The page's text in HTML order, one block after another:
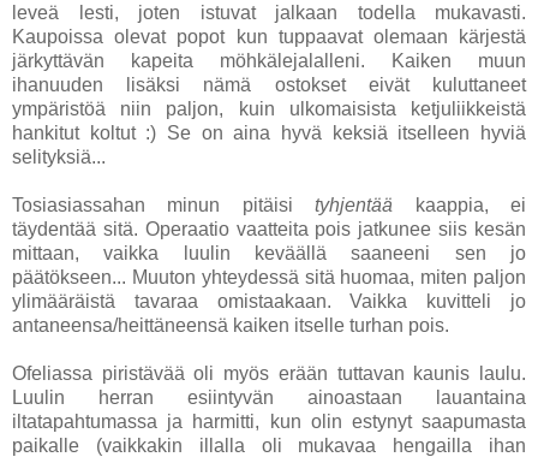
leveä lesti, joten istuvat jalkaan todella mukavasti.
Kaupoissa olevat popot kun tuppaavat olemaan kärjestä
järkyttävän kapeita möhkälejalalleni. Kaiken muun
ihanuuden lisäksi nämä ostokset eivät kuluttaneet
ympäristöä niin paljon, kuin ulkomaisista ketjuliikkeistä
hankitut koltut :) Se on aina hyvä keksiä itselleen hyviä
selityksiä...
Tosiasiassahan minun pitäisityhjentää kaappia, ei
täydentää sitä. Operaatio vaatteita pois jatkunee siis kesän
mittaan, vaikka luulin keväällä saaneeni sen jo
päätökseen... Muuton yhteydessä sitä huomaa, miten paljon
ylimääräistä tavaraa omistaakaan. Vaikka kuvitteli jo
antaneensa/heittäneensä kaiken itselle turhan pois.
Ofeliassa piristävää oli myös erään tuttavan kaunis laulu.
Luulin herran esiintyvän ainoastaan lauantaina
iltatapahtumassa ja harmitti, kun olin estynyt saapumasta
paikalle (vaikkakin illalla oli mukavaa hengailla ihan